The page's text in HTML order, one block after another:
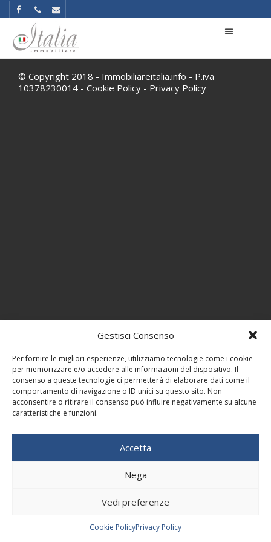
Gestisci Consenso
Per fornire le migliori esperienze, utilizziamo tecnologie come i cookie
per memorizzare e/o accedere alle informazioni del dispositivo. Il
consenso a queste tecnologie ci permetterà di elaborare dati come il
comportamento di navigazione o ID unici su questo sito. Non
acconsentire o ritirare il consenso può influire negativamente su alcune
caratteristiche e funzioni.
Accetta
Nega
Vedi preferenze
Cookie PolicyPrivacy Policy
© Copyright 2018 - Immobiliareitalia.info - P.iva
10378230014 - Cookie Policy - Privacy Policy